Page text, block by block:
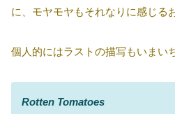
に、モヤモヤもそれなりに感じる
個人的にはラストの描写もいまい
Rotten Tomatoes